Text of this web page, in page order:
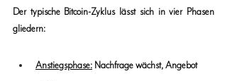
Der typische Bitcoin-Zyklus lässt sich in vier Phasen
gliedern:
Anstiegsphase: Nachfrage wächst, Angebot